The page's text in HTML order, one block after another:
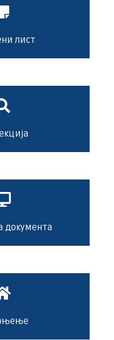
лист
документа